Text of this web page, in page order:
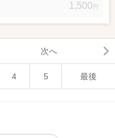
1,500 円
次へ
4 5 最後